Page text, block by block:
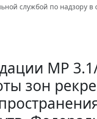
службой по надзору
MP
зон